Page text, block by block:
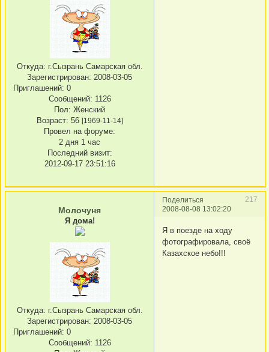
Откуда: г.Сызрань Самарская обл.
Зарегистрирован: 2008-03-05
Приглашений: 0
Сообщений: 1126
Пол: Женский
Возраст: 56 [1969-11-14]
Провел на форуме:
2 дня 1 час
Последний визит:
2012-09-17 23:51:16
Поделиться
217
2008-08-08 13:02:20
Молочуня
Я дома!
Откуда: г.Сызрань Самарская обл.
Зарегистрирован: 2008-03-05
Приглашений: 0
Сообщений: 1126
Я в поезде на ходу
фотографировала, своё
Казахское небо!!!